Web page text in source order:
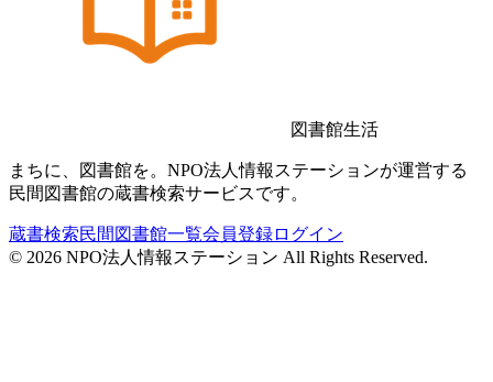
図書館生活
まちに、図書館を。NPO法人情報ステーションが運営する
民間図書館の蔵書検索サービスです。
蔵書検索民間図書館一覧会員登録ログイン
© 2026 NPO法人情報ステーション All Rights Reserved.